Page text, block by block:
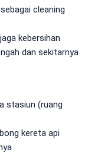
cleaning
kebersihan
dan sekitarnya
stasiun (ruang
kereta api